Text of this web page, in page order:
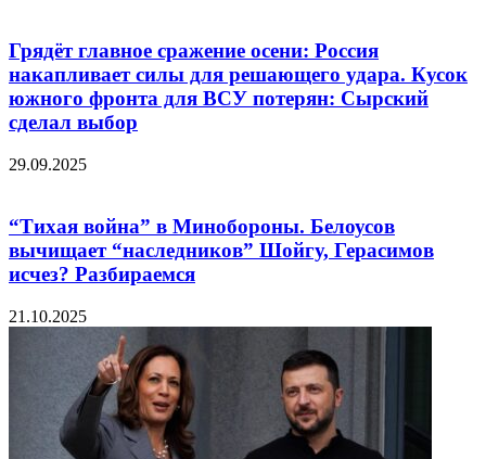
Грядёт главное сражение осени: Россия
накапливает силы для решающего удара. Кусок
южного фронта для ВСУ потерян: Сырский
сделал выбор
29.09.2025
“Тихая война” в Минобороны. Белоусов
вычищает “наследников” Шойгу, Герасимов
исчез? Разбираемся
21.10.2025